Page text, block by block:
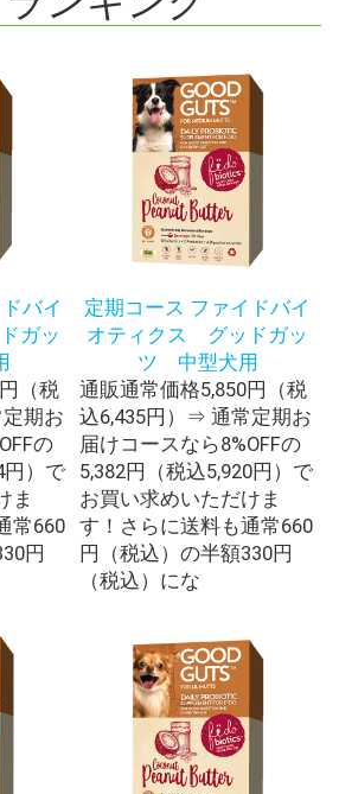
バイ
ガッ
（税
期お
の
円）で
ま
常660
円
定期コース ファイドバイ
オティクス グッドガッ
ツ 中型犬用
通販通常価格5,850円（税
込6,435円）⇒ 通常定期お
届けコースなら8%OFFの
5,382円（税込5,920円）で
お買い求めいただけま
す！さらに送料も通常660
円（税込）の半額330円
（税込）にな